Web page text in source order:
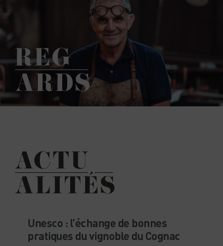
Unesco : l’échange de bonnes
pratiques du vignoble du Cognac